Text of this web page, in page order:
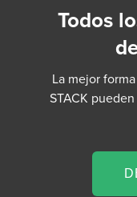
Todos
La mejor
STACK